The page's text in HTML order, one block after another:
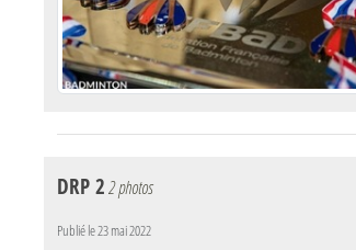
DRP 22 photos
Publié le23 mai 2022